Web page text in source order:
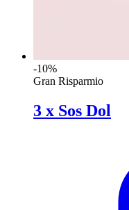
-10%
Gran Risparmio
3 x Sos Dol